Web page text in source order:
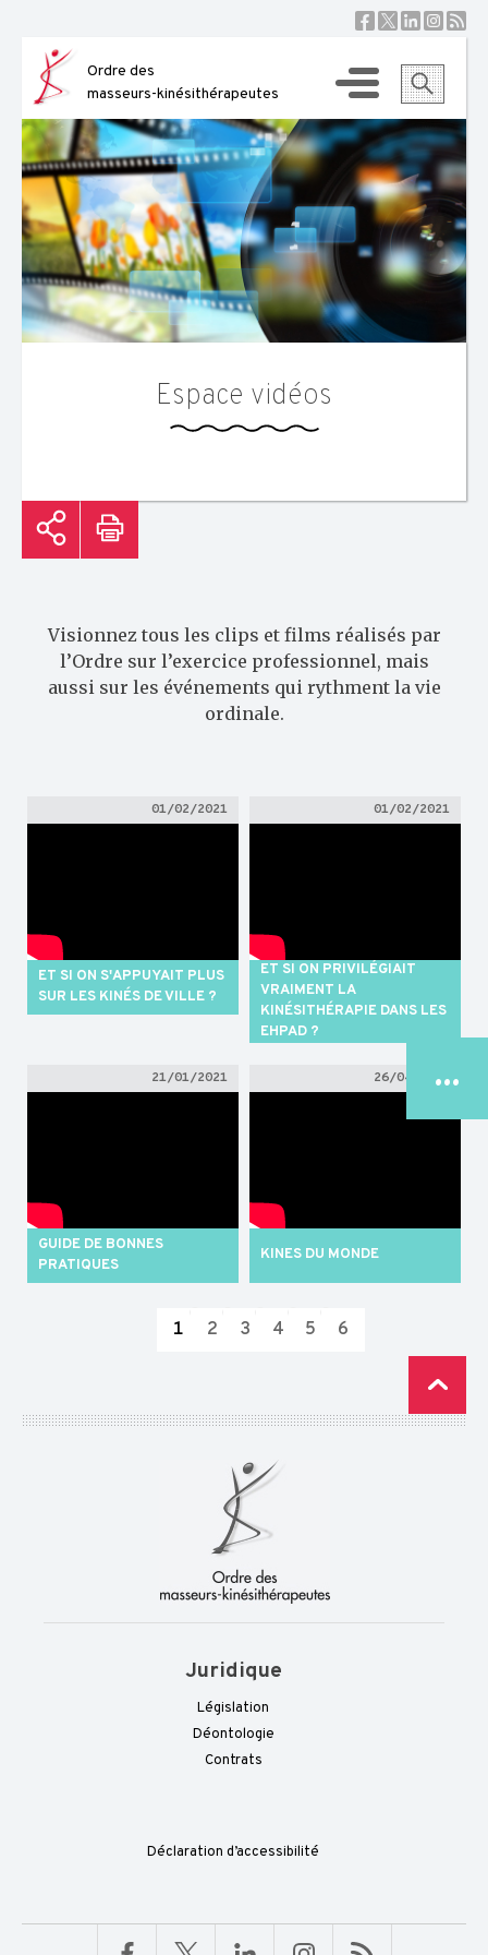
content
Ordre des
masseurs-kinésithérapeutes
Espace vidéos
Visionnez tous les clips et films réalisés par
l’Ordre sur l’exercice professionnel, mais
aussi sur les événements qui rythment la vie
ordinale.
01/02/2021
ET SI ON S'APPUYAIT PLUS
SUR LES KINÉS DE VILLE ?
01/02/2021
ET SI ON PRIVILÉGIAIT
VRAIMENT LA
KINÉSITHÉRAPIE DANS LES
EHPAD ?
21/01/2021
GUIDE DE BONNES
PRATIQUES
26/04/2019
KINES DU MONDE
Juridique
Législation
Déontologie
Contrats
Déclaration d’accessibilité
...
JURIDIQUE
ESPACE